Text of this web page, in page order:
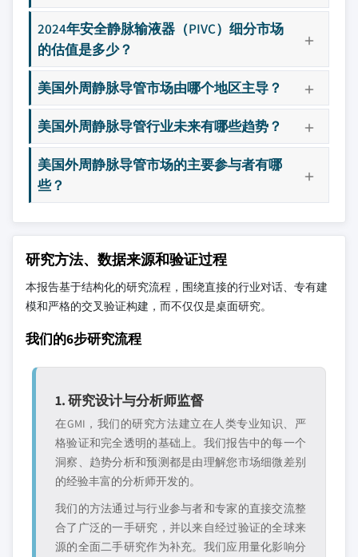
2024年安全静脉输液器（PIVC）细分市场
的估值是多少？
美国外周静脉导管市场由哪个地区主导？
美国外周静脉导管行业未来有哪些趋势？
美国外周静脉导管市场的主要参与者有哪
些？
研究方法、数据来源和验证过程
本报告基于结构化的研究流程，围绕直接的行业对话、专有建
模和严格的交叉验证构建，而不仅仅是桌面研究。
我们的6步研究流程
1. 研究设计与分析师监督
在GMI，我们的研究方法建立在人类专业知识、严
格验证和完全透明的基础上。我们报告中的每一个
洞察、趋势分析和预测都是由理解您市场细微差别
的经验丰富的分析师开发的。
我们的方法通过与行业参与者和专家的直接交流整
合了广泛的一手研究，并以来自经过验证的全球来
源的全面二手研究作为补充。我们应用量化影响分